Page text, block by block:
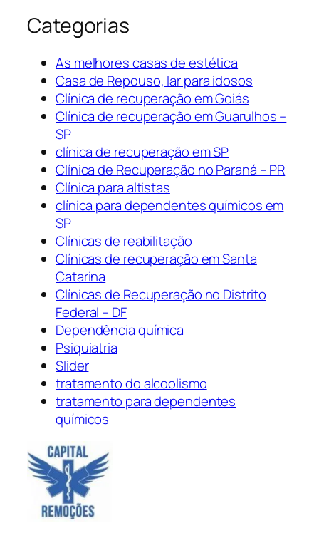
Categorias
As melhores casas de estética
Casa de Repouso, lar para idosos
Clínica de recuperação em Goiás
Clínica de recuperação em Guarulhos –
SP
clínica de recuperação em SP
Clínica de Recuperação no Paraná – PR
Clínica para altistas
clínica para dependentes químicos em
SP
Clínicas de reabilitação
Clínicas de recuperação em Santa
Catarina
Clínicas de Recuperação no Distrito
Federal – DF
Dependência química
Psiquiatria
Slider
tratamento do alcoolismo
tratamento para dependentes
químicos